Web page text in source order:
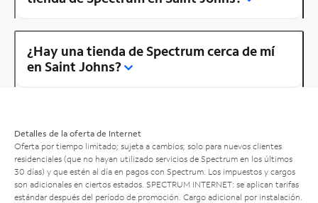
¿Hay una tienda de Spectrum cerca de mí
en Saint Johns?
Detalles de la oferta de Internet
Oferta por tiempo limitado; sujeta a cambios; solo para nuevos clientes
residenciales (que no hayan utilizado servicios de Spectrum en los últimos
30 días) y que estén al día en pagos con Spectrum. Los impuestos y cargos
son adicionales en ciertos estados. SPECTRUM INTERNET: se aplican tarifas
estándar después del período de promoción. Cargo adicional por instalación.